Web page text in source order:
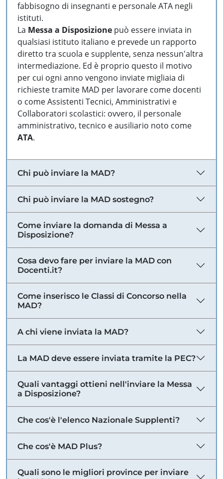
fabbisogno di insegnanti e personale ATA negli
istituti.
La Messa a Disposizione può essere inviata in
qualsiasi istituto italiano e prevede un rapporto
diretto tra scuola e supplente, senza nessun'altra
intermediazione. Ed è proprio questo il motivo
per cui ogni anno vengono inviate migliaia di
richieste tramite MAD per lavorare come docenti
o come Assistenti Tecnici, Amministrativi e
Collaboratori scolastici: ovvero, il personale
amministrativo, tecnico e ausiliario noto come
ATA.
Chi può inviare la MAD?
Chi può inviare la MAD sostegno?
Come inviare la domanda di Messa a
Disposizione?
Cosa devo fare per inviare la MAD con
Docenti.it?
Come inserisco le Classi di Concorso nella
MAD?
A chi viene inviata la MAD?
La MAD deve essere inviata tramite la PEC?
Quali vantaggi ottieni nell'inviare la Messa
a Disposizione?
Che cos'è l'elenco Nazionale Supplenti?
Che cos'è MAD Plus?
Quali sono le migliori province per inviare